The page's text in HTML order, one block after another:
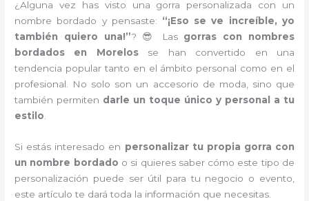
¿Alguna vez has visto una gorra personalizada con un
nombre bordado y pensaste: “¡Eso se ve increíble, yo
también quiero una!”? 😎 Las gorras con nombres
bordados en Morelosse han convertido en una
tendencia popular tanto en el ámbito personal como en el
profesional. No solo son un accesorio de moda, sino que
también permiten darle un toque único y personal a tu
estilo.
Si estás interesado en personalizar tu propia gorra con
un nombre bordado o si quieres saber cómo este tipo de
personalización puede ser útil para tu negocio o evento,
este artículo te dará toda la información que necesitas.